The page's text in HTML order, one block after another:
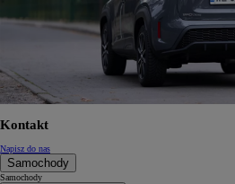
Kontakt
Napisz do nas
Samochody
Samochody